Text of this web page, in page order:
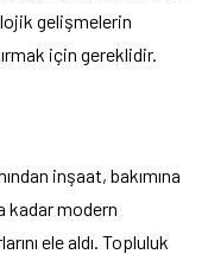
gelişmelerin
için gereklidir.
inşaat, bakımına
kadar modern
ele aldı. Topluluk